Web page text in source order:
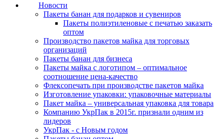
Новости
Пакеты банан для подарков и сувениров
Пакеты полиэтиленовые с печатью заказать
оптом
Производство пакетов майка для торговых
организаций
Пакеты банан для бизнеса
Пакеты майка с логотипом – оптимальное
соотношение цена-качество
Флексопечать при производстве пакетов майка
Изготовление упаковки: упаковочные материалы
Пакет майка – универсальная упаковка для товара
Компанию УкрПак в 2015г. признали одним из
лидеров
УкрПак - с Новым годом